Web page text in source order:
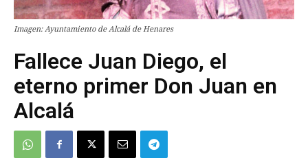
Imagen: Ayuntamiento de Alcalá de Henares
Fallece Juan Diego, el
eterno primer Don Juan en
Alcalá